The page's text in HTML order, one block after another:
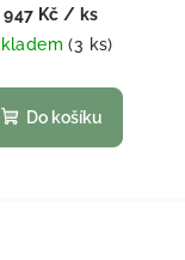
947 Kč / ks
(3 ks)
Do košíku